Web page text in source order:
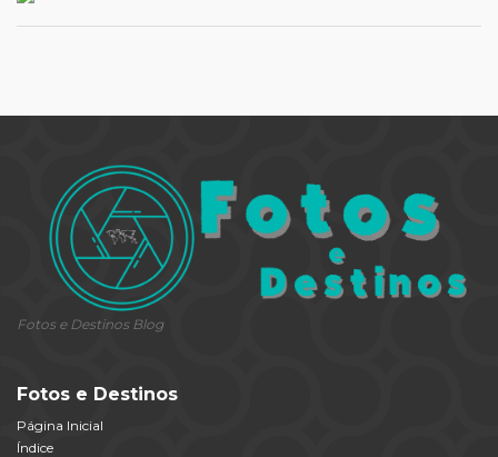
Fotos e Destinos Blog
Fotos e Destinos
Página Inicial
Índice